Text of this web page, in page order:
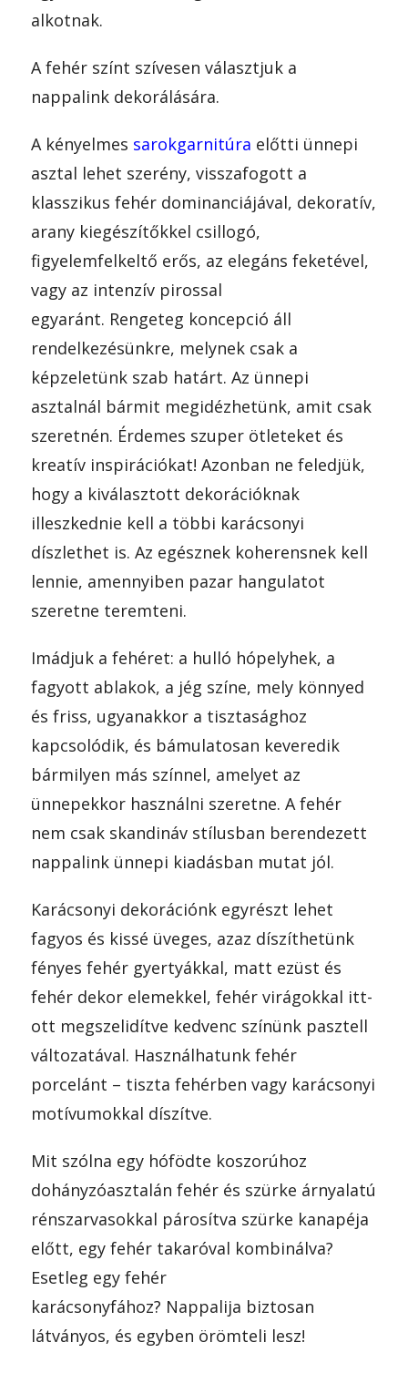
alkotnak.
A fehér színt szívesen választjuk a
nappalink dekorálására.
A kényelmes sarokgarnitúra előtti ünnepi
asztal lehet szerény, visszafogott a
klasszikus fehér dominanciájával, dekoratív,
arany kiegészítőkkel csillogó,
figyelemfelkeltő erős, az elegáns feketével,
vagy az intenzív pirossal
egyaránt. Rengeteg koncepció áll
rendelkezésünkre, melynek csak a
képzeletünk szab határt. Az ünnepi
asztalnál bármit megidézhetünk, amit csak
szeretnén. Érdemes szuper ötleteket és
kreatív inspirációkat! Azonban ne feledjük,
hogy a kiválasztott dekorációknak
illeszkednie kell a többi karácsonyi
díszlethet is. Az egésznek koherensnek kell
lennie, amennyiben pazar hangulatot
szeretne teremteni.
Imádjuk a fehéret: a hulló hópelyhek, a
fagyott ablakok, a jég színe, mely könnyed
és friss, ugyanakkor a tisztasághoz
kapcsolódik, és bámulatosan keveredik
bármilyen más színnel, amelyet az
ünnepekkor használni szeretne. A fehér
nem csak skandináv stílusban berendezett
nappalink ünnepi kiadásban mutat jól.
Karácsonyi dekorációnk egyrészt lehet
fagyos és kissé üveges, azaz díszíthetünk
fényes fehér gyertyákkal, matt ezüst és
fehér dekor elemekkel, fehér virágokkal itt-
ott megszelidítve kedvenc színünk pasztell
változatával. Használhatunk fehér
porcelánt – tiszta fehérben vagy karácsonyi
motívumokkal díszítve.
Mit szólna egy hófödte koszorúhoz
dohányzóasztalán fehér és szürke árnyalatú
rénszarvasokkal párosítva szürke kanapéja
előtt, egy fehér takaróval kombinálva?
Esetleg egy fehér
karácsonyfához? Nappalija biztosan
látványos, és egyben örömteli lesz!